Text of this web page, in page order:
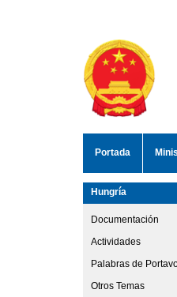
Portada
Hungría
Documentación
Actividades
Palabras de
Otros Temas